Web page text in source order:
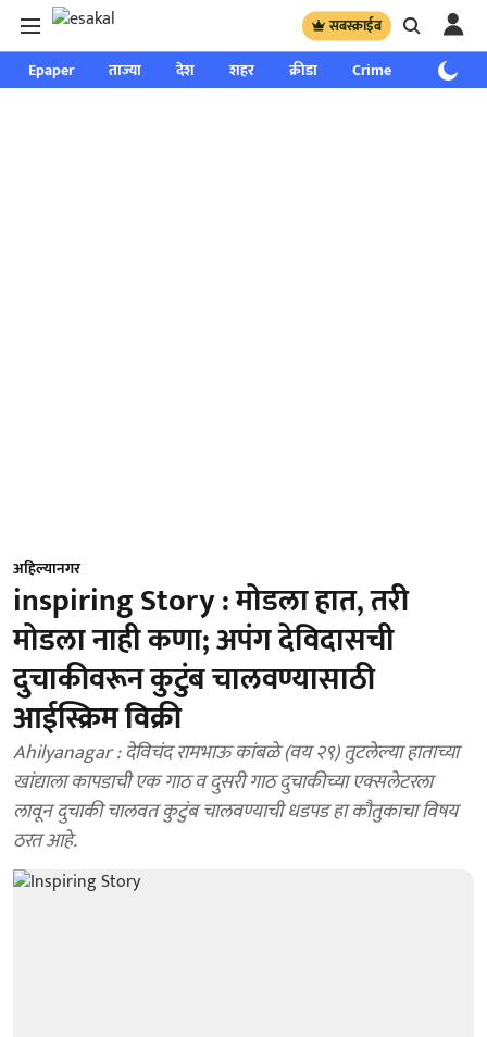
सबस्क्राईब
Epaper ताज्या देश शहर क्रीडा Crime साप्ताहिक
अहिल्यानगर
inspiring Story : मोडला हात, तरी
मोडला नाही कणा; अपंग देविदासची
दुचाकीवरून कुटुंब चालवण्यासाठी
आईस्क्रिम विक्री
Ahilyanagar : देविचंद रामभाऊ कांबळे (वय २९) तुटलेल्या हाताच्या
खांद्याला कापडाची एक गाठ व दुसरी गाठ दुचाकीच्या एक्सलेटरला
लावून दुचाकी चालवत कुटुंब चालवण्याची धडपड हा कौतुकाचा विषय
ठरत आहे.